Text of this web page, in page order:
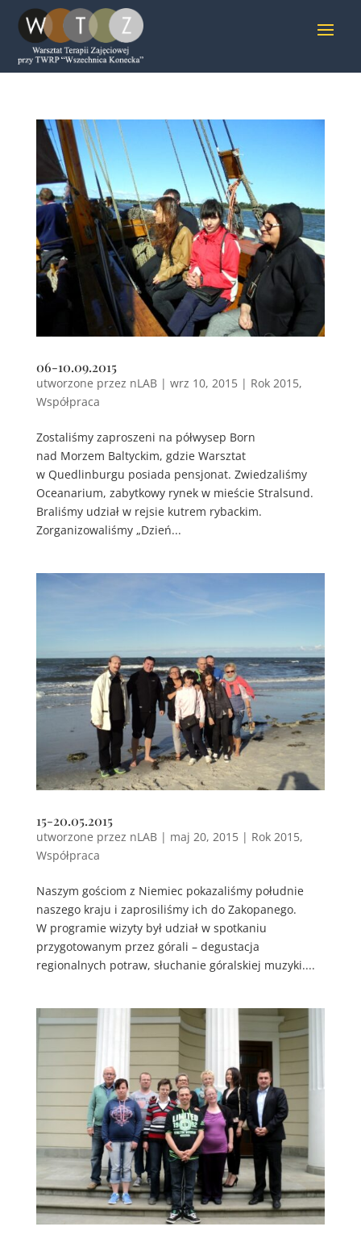
06-10.09.2015
utworzone przez nLAB| wrz 10, 2015| Rok 2015,
Współpraca
Zostaliśmy zaproszeni na półwysep Born
nad Morzem Baltyckim, gdzie Warsztat
w Quedlinburgu posiada pensjonat. Zwiedzaliśmy
Oceanarium, zabytkowy rynek w mieście Stralsund.
Braliśmy udział w rejsie kutrem rybackim.
Zorganizowaliśmy „Dzień...
15-20.05.2015
utworzone przez nLAB| maj 20, 2015| Rok 2015,
Współpraca
Naszym gościom z Niemiec pokazaliśmy południe
naszego kraju i zaprosiliśmy ich do Zakopanego.
W programie wizyty był udział w spotkaniu
przygotowanym przez górali – degustacja
regionalnych potraw, słuchanie góralskiej muzyki....